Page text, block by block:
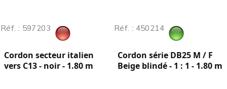
Réf. : 597203
Cordon secteur italien
vers C13 - noir - 1.80 m
Réf. : 450214
Cordon série DB25 M / F
Beige blindé - 1 : 1 - 1.80 m